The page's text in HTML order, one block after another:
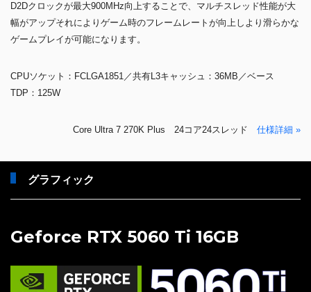
D2Dクロックが最大900MHz向上することで、マルチスレッド性能が大
幅がアップそれによりゲーム時のフレームレートが向上しより滑らかな
ゲームプレイが可能になります。
CPUソケット：FCLGA1851／共有L3キャッシュ：36MB／ベース
TDP：125W
Core Ultra 7 270K Plus 24コア24スレッド 仕様詳細 »
グラフィック
Geforce RTX 5060 Ti 16GB